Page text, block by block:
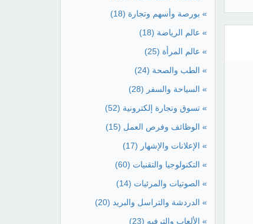
» بورصة وأسهم وتجارة (18)
» عالم الرياضة (18)
» عالم المرأة (25)
» الطب والصحة (24)
» السياحة والسفر (28)
» تسوق وتجارة إلكترونية (52)
» الوظائف وفرص العمل (15)
» الإعلانات والإشهار (17)
» التكنولوجيا والتقنيات (60)
» الصوتيات والمرئيات (14)
» الدردشة والتراسل والبريد (20)
» الألعاب والترفيه (23)